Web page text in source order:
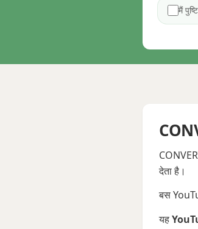
मैं
देता है।
बस
यह